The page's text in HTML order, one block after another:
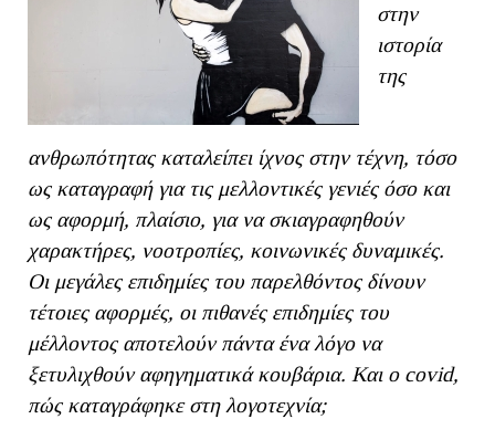
στην
ιστορία
της
ανθρωπότητας καταλείπει ίχνος στην τέχνη, τόσο
ως καταγραφή για τις μελλοντικές γενιές όσο και
ως αφορμή, πλαίσιο, για να σκιαγραφηθούν
χαρακτήρες, νοοτροπίες, κοινωνικές δυναμικές.
Οι μεγάλες επιδημίες του παρελθόντος δίνουν
τέτοιες αφορμές, οι πιθανές επιδημίες του
μέλλοντος αποτελούν πάντα ένα λόγο να
ξετυλιχθούν αφηγηματικά κουβάρια. Και ο covid,
πώς καταγράφηκε στη λογοτεχνία;